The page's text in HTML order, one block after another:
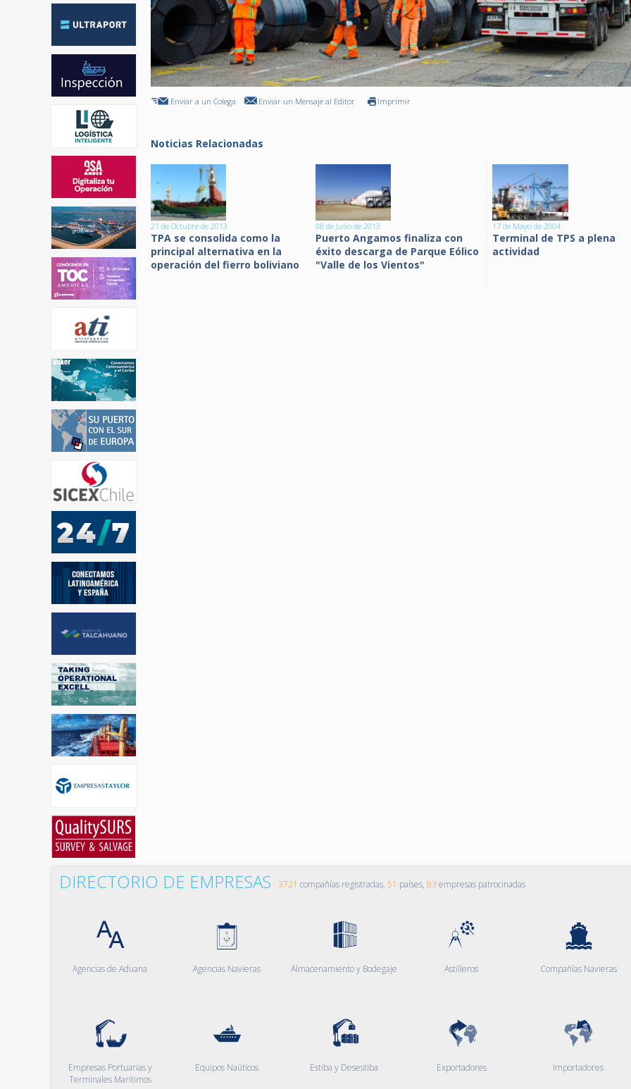
Enviar a un Colega Enviar un Mensaje al Editor Imprimir
Noticias Relacionadas
21 de Octubre de 2013
TPA se consolida como la
principal alternativa en la
operación del fierro boliviano
08 de Julio de 2013
Puerto Angamos finaliza con
éxito descarga de Parque Eólico
"Valle de los Vientos"
17 de Mayo de 2004
Terminal de TPS a plena
actividad
DIRECTORIO DE EMPRESAS 3721 compañías registradas, 51 países, 83 empresas patrocinadas
Agencias de Aduana Agencias Navieras Almacenamiento y Bodegaje Astilleros Compañías Navieras
Empresas Portuarias y
Terminales Marítimos
Equipos Naúticos Estiba y Desestiba Exportadores Importadores